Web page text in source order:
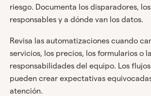
riesgo. Documenta los disparadores,
responsables y a dónde van los datos.
Revisa las automatizaciones cuando
servicios, los precios, los formularios o
responsabilidades del equipo. Los
pueden crear expectativas
atención.